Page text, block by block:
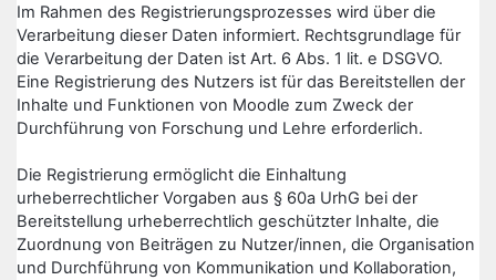
Im Rahmen des Registrierungsprozesses wird über die
Verarbeitung dieser Daten informiert. Rechtsgrundlage für
die Verarbeitung der Daten ist Art. 6 Abs. 1 lit. e DSGVO.
Eine Registrierung des Nutzers ist für das Bereitstellen der
Inhalte und Funktionen von Moodle zum Zweck der
Durchführung von Forschung und Lehre erforderlich.
Die Registrierung ermöglicht die Einhaltung
urheberrechtlicher Vorgaben aus § 60a UrhG bei der
Bereitstellung urheberrechtlich geschützter Inhalte, die
Zuordnung von Beiträgen zu Nutzer/innen, die Organisation
und Durchführung von Kommunikation und Kollaboration,